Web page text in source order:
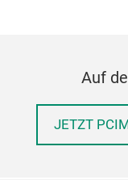
Auf
JETZT